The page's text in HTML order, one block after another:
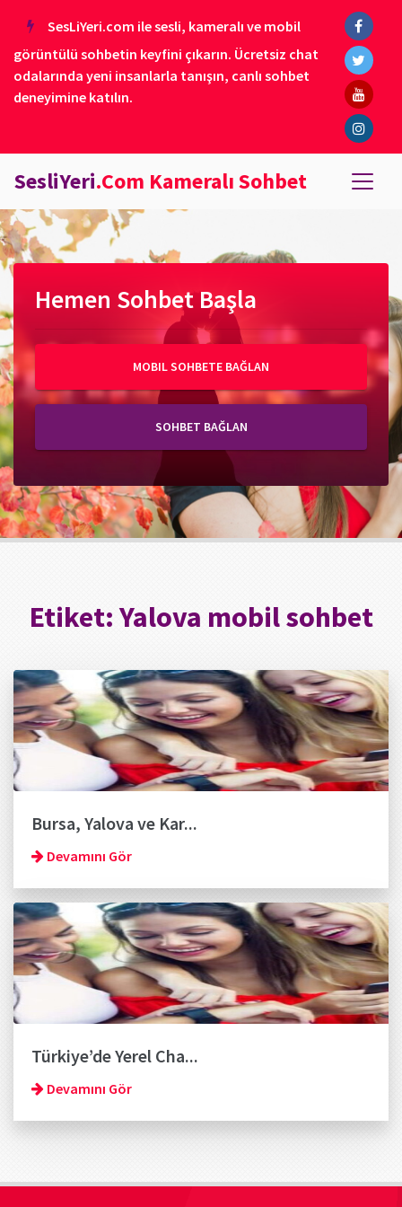
SesLiYeri.com ile sesli, kameralı ve mobil
görüntülü sohbetin keyfini çıkarın. Ücretsiz chat
odalarında yeni insanlarla tanışın, canlı sohbet
deneyimine katılın.
SesliYeri.Com Kameralı Sohbet
Hemen Sohbet Başla
MOBIL SOHBETE BAĞLAN
SOHBET BAĞLAN
Etiket:Yalova mobil sohbet
Bursa, Yalova ve Kar...
Devamını Gör
Türkiye’de Yerel Cha...
Devamını Gör